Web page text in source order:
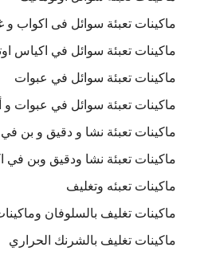
ماكينات تعبئة سوائل فى اكواب و
ماكينات تعبئة سوائل في اكياس
ماكينات تعبئة سوائل في عبوات
ماكينات تعبئة سوائل في عبوات و
ماكينات تعبئة نشا و دقيق و بن في
ماكينات تعبئة نشا ودقيق وبن في
ماكينات تعبئه وتغليف
ماكينات تغليف بالسلوفان
ماكينات تغليف بالشرنك الحراري